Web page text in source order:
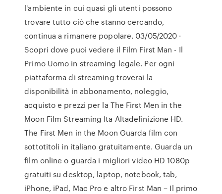
l'ambiente in cui quasi gli utenti possono
trovare tutto ciò che stanno cercando,
continua a rimanere popolare. 03/05/2020 ·
Scopri dove puoi vedere il Film First Man - Il
Primo Uomo in streaming legale. Per ogni
piattaforma di streaming troverai la
disponibilità in abbonamento, noleggio,
acquisto e prezzi per la The First Men in the
Moon Film Streaming Ita Altadefinizione HD.
The First Men in the Moon Guarda film con
sottotitoli in italiano gratuitamente. Guarda un
film online o guarda i migliori video HD 1080p
gratuiti su desktop, laptop, notebook, tab,
iPhone, iPad, Mac Pro e altro First Man – Il primo